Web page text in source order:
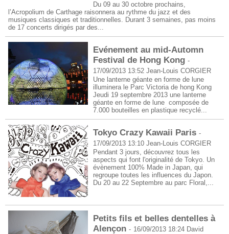
Du 09 au 30 octobre prochains,
l’Acropolium de Carthage raisonnera au rythme du jazz et des
musiques classiques et traditionnelles. Durant 3 semaines, pas moins
de 17 concerts dirigés par des...
Evénement au mid-Automn
Festival de Hong Kong -
17/09/2013 13:52Jean-Louis CORGIER
Une lanterne géante en forme de lune
illuminera le Parc Victoria de hong Kong
Jeudi 19 septembre 2013 une lanterne
géante en forme de lune composée de
7.000 bouteilles en plastique recyclé...
Tokyo Crazy Kawaii Paris -
17/09/2013 13:10Jean-Louis CORGIER
Pendant 3 jours, découvrez tous les
aspects qui font l'originalité de Tokyo. Un
évènement 100% Made in Japan, qui
regroupe toutes les influences du Japon.
Du 20 au 22 Septembre au parc Floral,...
Petits fils et belles dentelles à
Alençon - 16/09/2013 18:24 David